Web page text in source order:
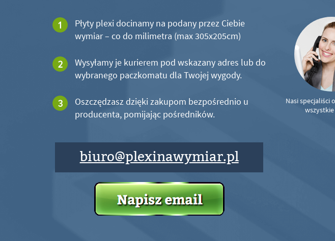
Płyty plexi docinamy na podany przez Ciebie
wymiar – co do milimetra (max 305x205cm)
Wysyłamy je kurierem pod wskazany adres lub do
wybranego paczkomatu dla Twojej wygody.
Oszczędzasz dzięki zakupom bezpośrednio u
producenta, pomijając pośredników.
biuro@plexinawymiar.pl
Nasi specjaliści